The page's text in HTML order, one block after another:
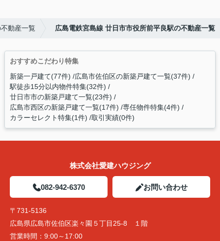
動産一覧 広島電鉄宮島線 廿日市市役所前平良駅の不動産一覧
おすすめこだわり特集
新築一戸建て(77件) 広島市佐伯区の新築戸建て一覧(37件)
駅徒歩15分以内物件特集(32件)
廿日市市の新築戸建て一覧(23件)
広島市西区の新築戸建て一覧(17件) 専任物件特集(4件)
カラーセレクト特集(1件) 取引実績(0件)
株式会社愛建ハウジング
082-942-6370 お問い合わせ
〒731-5136
広島県広島市佐伯区楽々園５丁目25-8 １階
営業時間： 9:00～17:00